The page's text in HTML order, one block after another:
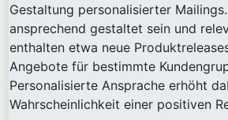
Gestaltung personalisierter
ansprechend gestaltet sein und
enthalten etwa neue
Angebote für bestimmte
Personalisierte Ansprache erhöht
Wahrscheinlichkeit einer positiven